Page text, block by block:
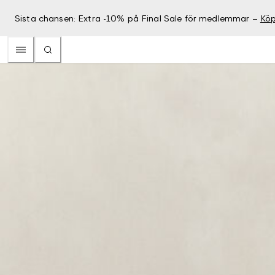
Sista chansen: Extra -10% på Final Sale för medlemmar –